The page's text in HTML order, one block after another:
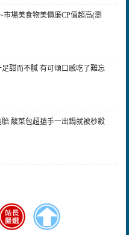
場美食物美價廉CP值超高(瀏
甜而不膩 有可頌口感吃了難忘
.酸菜包超搶手一出鍋就被杪殺